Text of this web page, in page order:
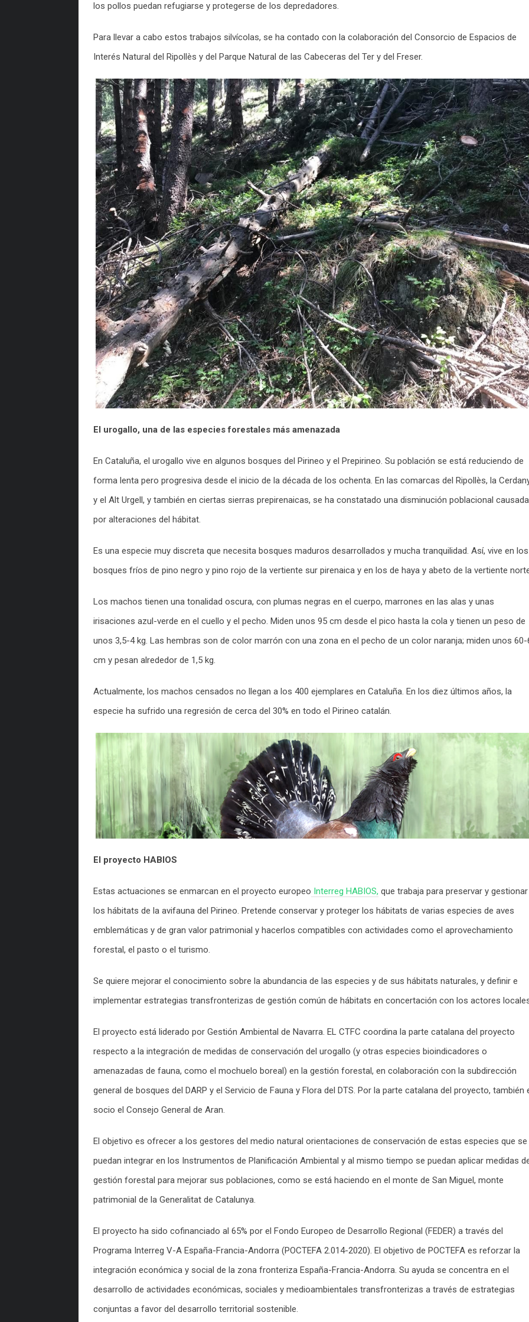
los pollos puedan refugiarse y protegerse de los depredadores.
Para llevar a cabo estos trabajos silvícolas, se ha contado con la colaboración del Consorcio de Espacios de
Interés Natural del Ripollès y del Parque Natural de las Cabeceras del Ter y del Freser.
El urogallo, una de las especies forestales más amenazada
En Cataluña, el urogallo vive en algunos bosques del Pirineo y el Prepirineo. Su población se está reduciendo de
forma lenta pero progresiva desde el inicio de la década de los ochenta. En las comarcas del Ripollès, la
y el Alt Urgell, y también en ciertas sierras prepirenaicas, se ha constatado una disminución poblacional causada
por alteraciones del hábitat.
Es una especie muy discreta que necesita bosques maduros desarrollados y mucha tranquilidad. Así, vive en los
bosques fríos de pino negro y pino rojo de la vertiente sur pirenaica y en los de haya y abeto de la vertiente
Los machos tienen una tonalidad oscura, con plumas negras en el cuerpo, marrones en las alas y unas
irisaciones azul-verde en el cuello y el pecho. Miden unos 95 cm desde el pico hasta la cola y tienen un peso de
unos 3,5-4 kg. Las hembras son de color marrón con una zona en el pecho de un color naranja; miden unos 60-
cm y pesan alrededor de 1,5 kg.
Actualmente, los machos censados ​​no llegan a los 400 ejemplares en Cataluña. En los diez últimos años, la
especie ha sufrido una regresión de cerca del 30% en todo el Pirineo catalán.
El proyecto HABIOS
Estas actuaciones se enmarcan en el proyecto europeo Interreg HABIOS, que trabaja para preservar y gestionar
los hábitats de la avifauna del Pirineo. Pretende conservar y proteger los hábitats de varias especies de aves
emblemáticas y de gran valor patrimonial y hacerlos compatibles con actividades como el aprovechamiento
forestal, el pasto o el turismo.
Se quiere mejorar el conocimiento sobre la abundancia de las especies y de sus hábitats naturales, y definir e
implementar estrategias transfronterizas de gestión común de hábitats en concertación con los actores
El proyecto está liderado por Gestión Ambiental de Navarra. EL CTFC coordina la parte catalana del proyecto
respecto a la integración de medidas de conservación del urogallo (y otras especies bioindicadores o
amenazadas de fauna, como el mochuelo boreal) en la gestión forestal, en colaboración con la subdirección
general de bosques del DARP y el Servicio de Fauna y Flora del DTS. Por la parte catalana del proyecto, también
socio el Consejo General de Aran.
El objetivo es ofrecer a los gestores del medio natural orientaciones de conservación de estas especies que se
puedan integrar en los Instrumentos de Planificación Ambiental y al mismo tiempo se puedan aplicar medidas
gestión forestal para mejorar sus poblaciones, como se está haciendo en el monte de San Miguel, monte
patrimonial de la Generalitat de Catalunya.
El proyecto ha sido cofinanciado al 65% por el Fondo Europeo de Desarrollo Regional (FEDER) a través del
Programa Interreg V-A España-Francia-Andorra (POCTEFA 2.014-2020). El objetivo de POCTEFA es reforzar la
integración económica y social de la zona fronteriza España-Francia-Andorra. Su ayuda se concentra en el
desarrollo de actividades económicas, sociales y medioambientales transfronterizas a través de estrategias
conjuntas a favor del desarrollo territorial sostenible.